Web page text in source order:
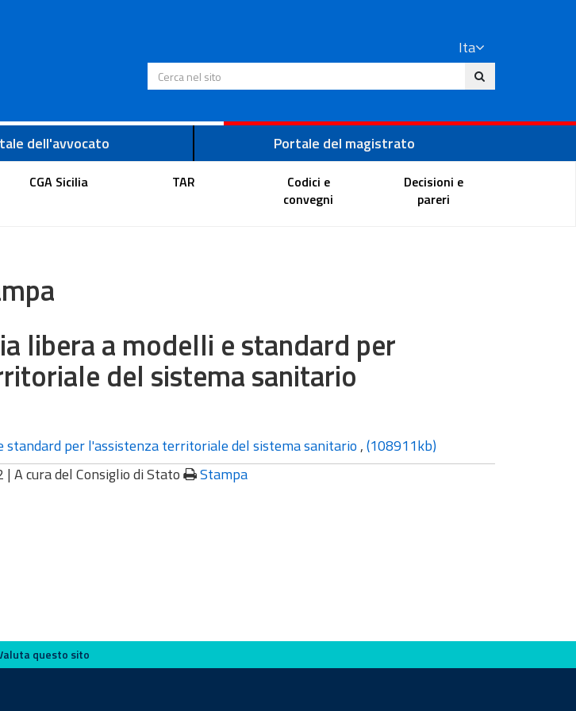
Ita
Cerca nel sito
dell'avvocato Portale del magistrato
CGA Sicilia TAR
Codici e
convegni
Decisioni e
pareri
libera a modelli e standard per
del sistema sanitario
standard per l'assistenza territoriale del sistema sanitario ,(108911kb)
| A cura del Consiglio di Stato Stampa
questo sito